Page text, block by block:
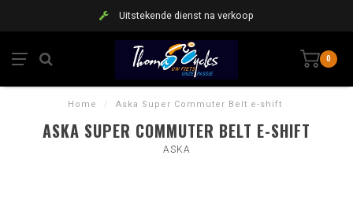
Uitstekende dienst na verkoop
0
Home / Aska Super Commuter Belt e-shift
ASKA SUPER COMMUTER BELT E-SHIFT
ASKA